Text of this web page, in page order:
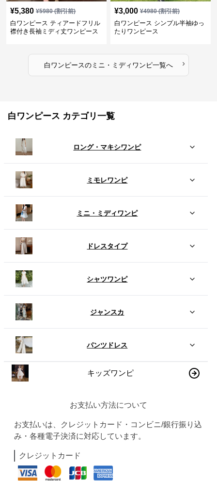
¥5,380 ¥5980(割引前)
白ワンピース ティアードフリル
襟付き長袖ミディ丈ワンピース
¥3,000 ¥4980(割引前)
白ワンピース シンプル半袖ゆっ
たりワンピース
白ワンピースのミニ・ミディワンピ一覧へ ›
白ワンピース カテゴリ一覧
ロング・マキシワンピ
ミモレワンピ
ミニ・ミディワンピ
ドレスタイプ
シャツワンピ
ジャンスカ
パンツドレス
キッズワンピ
お支払い方法について
お支払いは、クレジットカード・コンビニ/銀行振り込
み・各種電子決済に対応しています。
クレジットカード